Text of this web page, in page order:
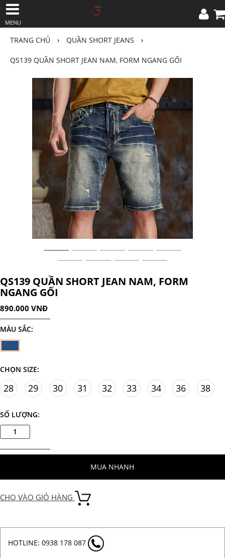
MENU
TRANG CHỦ › QUẦN SHORT JEANS ›
QS139 QUẦN SHORT JEAN NAM, FORM NGANG GỐI
QS139 QUẦN SHORT JEAN NAM, FORM
NGANG GỐI
890.000 VNĐ
MÀU SẮC:
CHỌN SIZE:
28 29 30 31 32 33 34 36 38
SỐ LƯỢNG:
MUA NHANH
CHO VÀO GIỎ HÀNG
HOTLINE: 0938 178 087